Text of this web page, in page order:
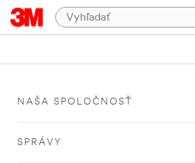
NAŠA SPOLOČNOSŤ
SPRÁVY